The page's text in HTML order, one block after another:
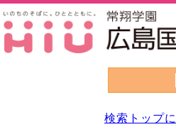
検索トップ